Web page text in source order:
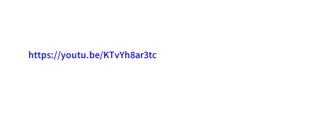
https://youtu.be/KTvYh8ar3tc